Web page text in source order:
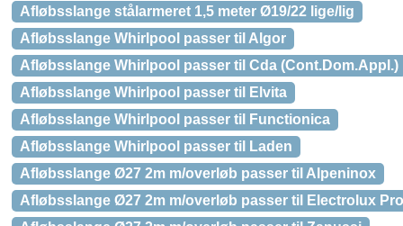
Afløbsslange stålarmeret 1,5 meter Ø19/22 lige/lig
Afløbsslange Whirlpool passer til Algor
Afløbsslange Whirlpool passer til Cda (Cont.Dom.Appl.)
Afløbsslange Whirlpool passer til Elvita
Afløbsslange Whirlpool passer til Functionica
Afløbsslange Whirlpool passer til Laden
Afløbsslange Ø27 2m m/overløb passer til Alpeninox
Afløbsslange Ø27 2m m/overløb passer til Electrolux